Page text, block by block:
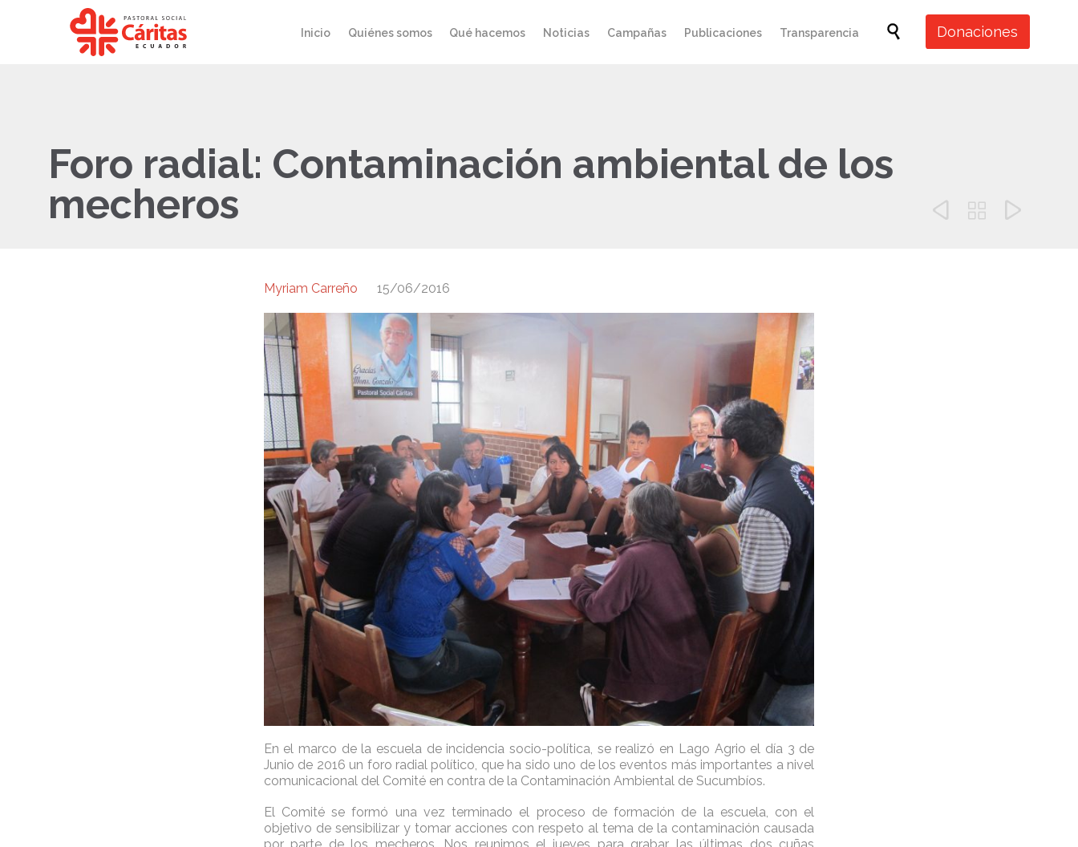
Skip
Inicio Quiénes somos Qué hacemos Noticias Campañas Publicaciones Transparencia  Donaciones
Foro radial: Contaminación ambiental de los
mecheros
  
Myriam Carreño 15/06/2016
En el marco de la escuela de incidencia socio-política, se realizó en Lago Agrio el día 3 de
Junio de 2016 un foro radial político, que ha sido uno de los eventos más importantes a nivel
comunicacional del Comité en contra de la Contaminación Ambiental de Sucumbíos.
El Comité se formó una vez terminado el proceso de formación de la escuela, con el
objetivo de sensibilizar y tomar acciones con respeto al tema de la contaminación causada